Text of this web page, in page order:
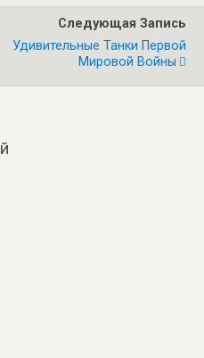
Следующая Запись
Удивительные Танки Первой
Мировой Войны